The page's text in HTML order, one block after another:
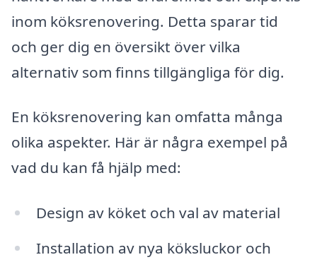
inom köksrenovering. Detta sparar tid
och ger dig en översikt över vilka
alternativ som finns tillgängliga för dig.
En köksrenovering kan omfatta många
olika aspekter. Här är några exempel på
vad du kan få hjälp med:
Design av köket och val av material
Installation av nya köksluckor och